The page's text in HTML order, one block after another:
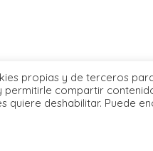
propias y de terceros
permitirle compartir
quiere deshabilitar. Puede